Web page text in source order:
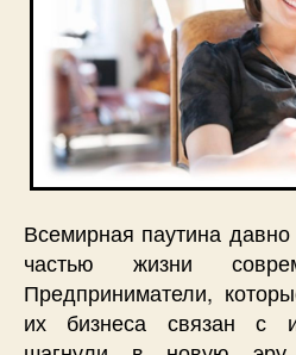
Всемирная паутина
частью жизни
Предприниматели,
их бизнеса связан с